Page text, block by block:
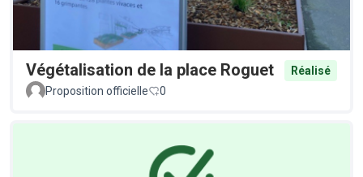
Végétalisation de la place Roguet
Réalisé
Proposition officielle
0